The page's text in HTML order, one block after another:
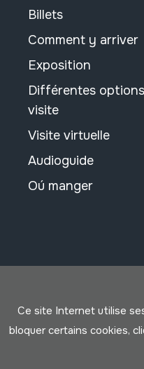
Billets
Comment y arriver
Exposition
Différentes
visite
Visite virtuelle
Audioguide
Oú manger
Ce site Internet utilise
bloquer certains cookies,